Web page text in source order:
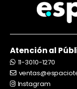
Atención al
11-3010-1270
Instagram